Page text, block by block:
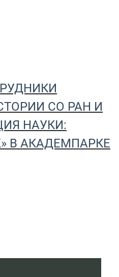
СО РАН И
НАУКИ:
В АКАДЕМПАРКЕ